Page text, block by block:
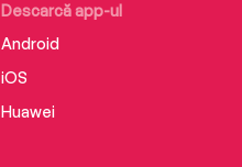
Descarcă app-ul
Android
iOS
Huawei